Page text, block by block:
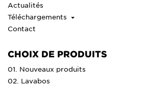
Actualités
Téléchargements
Contact
CHOIX DE PRODUITS
01. Nouveaux produits
02. Lavabos